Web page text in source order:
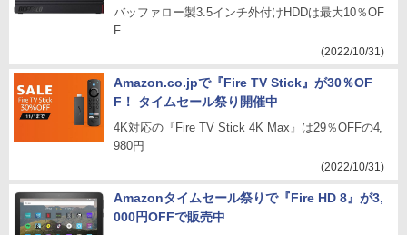
バッファロー製3.5インチ外付けHDDは最大10％OF
F
(2022/10/31)
Amazon.co.jpで『Fire TV Stick』が30％OF
F！ タイムセール祭り開催中
4K対応の『Fire TV Stick 4K Max』は29％OFFの4,
980円
(2022/10/31)
Amazonタイムセール祭りで『Fire HD 8』が3,
000円OFFで販売中